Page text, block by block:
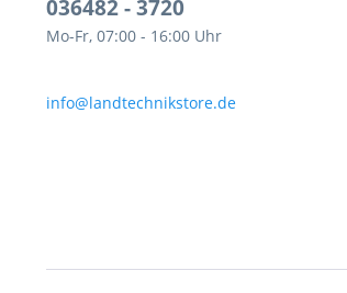
036482 - 3720
Mo-Fr, 07:00 - 16:00 Uhr
info@landtechnikstore.de